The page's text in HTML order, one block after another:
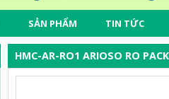
SẢN PHẨM TIN TỨC
HMC-AR-RO1 ARIOSO RO